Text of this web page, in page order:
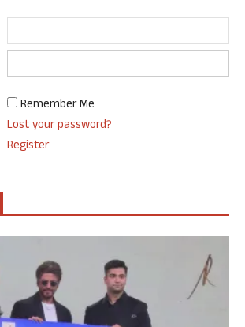
Remember Me
Lost your password?
Register